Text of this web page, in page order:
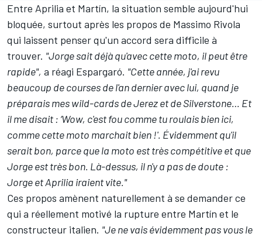
Entre Aprilia et Martín, la situation semble aujourd'hui
bloquée, surtout après les propos de Massimo Rivola
qui laissent penser qu'un accord sera difficile à
trouver. "Jorge sait déjà qu'avec cette moto, il peut être
rapide", a réagi Espargaró. "Cette année, j'ai revu
beaucoup de courses de l'an dernier avec lui, quand je
préparais mes wild-cards de Jerez et de Silverstone… Et
il me disait : ‘Wow, c'est fou comme tu roulais bien ici,
comme cette moto marchait bien !'. Évidemment qu'il
serait bon, parce que la moto est très compétitive et que
Jorge est très bon. Là-dessus, il n'y a pas de doute :
Jorge et Aprilia iraient vite."
Ces propos amènent naturellement à se demander ce
qui a réellement motivé la rupture entre Martín et le
constructeur italien. "Je ne vais évidemment pas vous le